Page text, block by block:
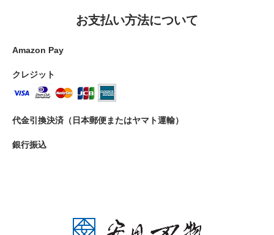
お支払い方法について
Amazon Pay
クレジット
代金引換決済（日本郵便またはヤマト運輸）
銀行振込